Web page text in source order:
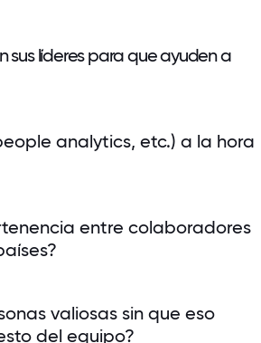
sus líderes para que ayuden a
analytics, etc.) a la hora
entre colaboradores
valiosas sin que eso
del equipo?